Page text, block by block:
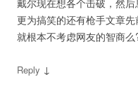
戴尔现在想各个击破，然后
更为搞笑的还有枪手文章
就根本不考虑网友的智商么
Reply ↓